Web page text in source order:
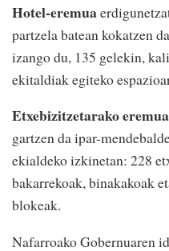
Hotel-eremua
partzela batean kokatzen
izango du, 135 gelekin,
ekitaldiak egiteko
Etxebizitzetarako eremua
gartzen da ipar-
ekialdeko izkinetan: 228
bakarrekoak, binakakoak
blokeak.
Nafarroako Gobernuaren